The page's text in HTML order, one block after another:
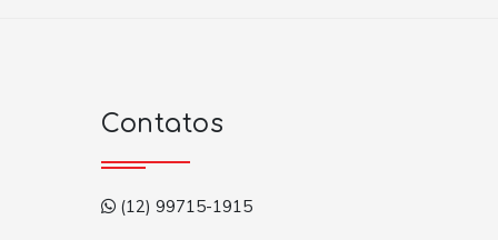
Contatos
(12) 99715-1915